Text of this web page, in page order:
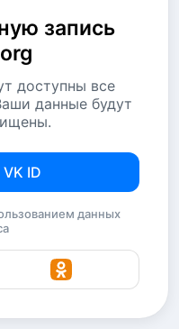
запись
доступны все
данные будут
ID
данных